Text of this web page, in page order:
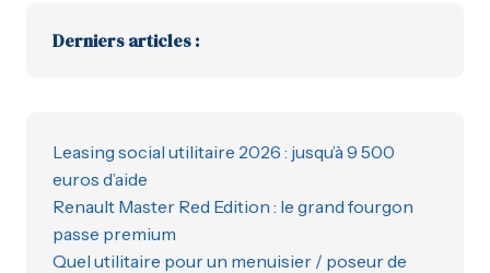
Derniers articles :
Leasing social utilitaire 2026 : jusqu’à 9 500
euros d’aide
Renault Master Red Edition : le grand fourgon
passe premium
Quel utilitaire pour un menuisier / poseur de